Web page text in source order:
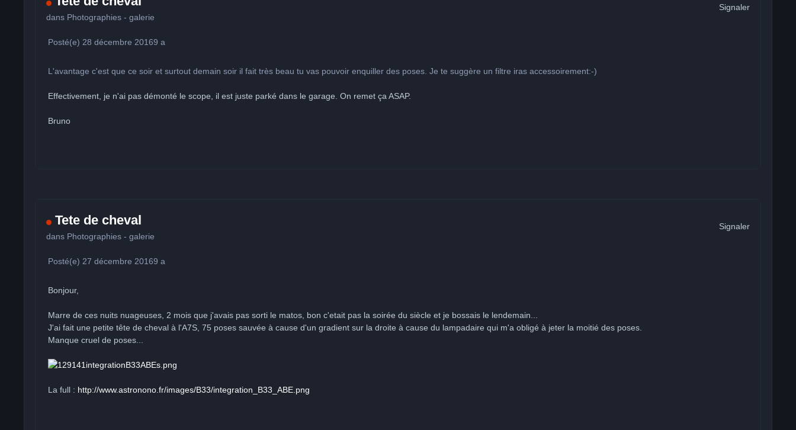
dans Photographies - galerie
Signaler
Posté(e) 28 décembre 20169 a
L'avantage c'est que ce soir et surtout demain soir il fait très beau tu vas pouvoir enquiller des poses. Je te suggère un filtre iras accessoirement:-)
Effectivement, je n'ai pas démonté le scope, il est juste parké dans le garage. On remet ça ASAP.
Bruno
Tete de cheval
dans Photographies - galerie
Signaler
Posté(e)27 décembre 20169 a
Bonjour,
Marre de ces nuits nuageuses, 2 mois que j'avais pas sorti le matos, bon c'etait pas la soirée du siècle et je bossais le lendemain...
J'ai fait une petite tête de cheval à l'A7S, 75 poses sauvée à cause d'un gradient sur la droite à cause du lampadaire qui m'a obligé à jeter la moitié des poses.
Manque cruel de poses...
La full : http://www.astronono.fr/images/B33/integration_B33_ABE.png